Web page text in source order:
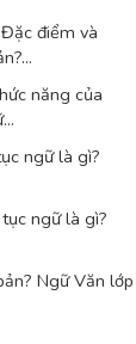
điểm và
năng của
ngữ là gì?
ngữ là gì?
Ngữ Văn lớp